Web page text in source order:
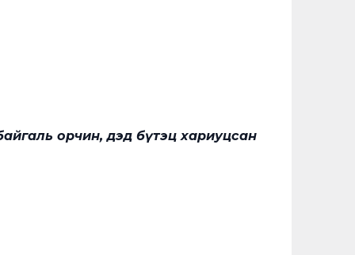
орчин, дэд бүтэц хариуцсан